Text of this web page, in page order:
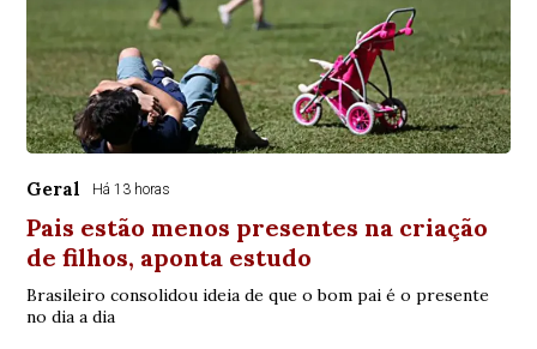
Geral Há 13 horas
Pais estão menos presentes na criação
de filhos, aponta estudo
Brasileiro consolidou ideia de que o bom pai é o presente
no dia a dia